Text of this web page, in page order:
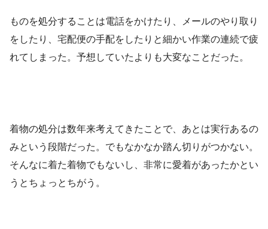
ものを処分することは電話をかけたり、メールのやり取り
をしたり、宅配便の手配をしたりと細かい作業の連続で疲
れてしまった。予想していたよりも大変なことだった。
着物の処分は数年来考えてきたことで、あとは実行あるの
みという段階だった。でもなかなか踏ん切りがつかない。
そんなに着た着物でもないし、非常に愛着があったかとい
うとちょっとちがう。